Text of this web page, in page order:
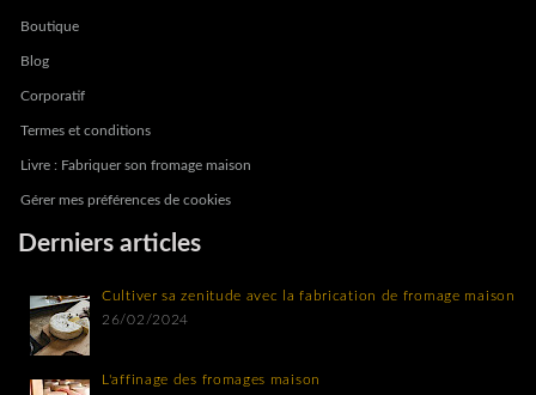
Boutique
Blog
Corporatif
Termes et conditions
Livre : Fabriquer son fromage maison
Gérer mes préférences de cookies
Derniers articles
Cultiver sa zenitude avec la fabrication de fromage maison
26/02/2024
L'affinage des fromages maison